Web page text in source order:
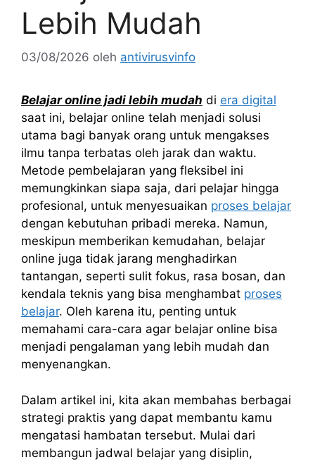
Lebih Mudah
03/08/2026 oleh antivirusvinfo
Belajar online jadi lebih mudah di era digital
saat ini, belajar online telah menjadi solusi
utama bagi banyak orang untuk mengakses
ilmu tanpa terbatas oleh jarak dan waktu.
Metode pembelajaran yang fleksibel ini
memungkinkan siapa saja, dari pelajar hingga
profesional, untuk menyesuaikan proses belajar
dengan kebutuhan pribadi mereka. Namun,
meskipun memberikan kemudahan, belajar
online juga tidak jarang menghadirkan
tantangan, seperti sulit fokus, rasa bosan, dan
kendala teknis yang bisa menghambat proses
belajar. Oleh karena itu, penting untuk
memahami cara-cara agar belajar online bisa
menjadi pengalaman yang lebih mudah dan
menyenangkan.
Dalam artikel ini, kita akan membahas berbagai
strategi praktis yang dapat membantu kamu
mengatasi hambatan tersebut. Mulai dari
membangun jadwal belajar yang disiplin,